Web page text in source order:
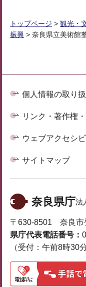
トップページ > 観光・
振興 > 奈良県立美術館
個人情報の取り
リンク・著作権
ウェブアクセシ
サイトマップ
奈良県庁法
〒630-8501 奈良市
県庁代表電話番号：
（受付：午前8時30